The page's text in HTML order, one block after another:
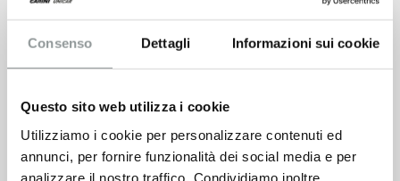
Consenso Dettagli Informazioni sui cookie
Questo sito web utilizza i cookie
Utilizziamo i cookie per personalizzare contenuti ed
annunci, per fornire funzionalità dei social media e per
analizzare il nostro traffico. Condividiamo inoltre